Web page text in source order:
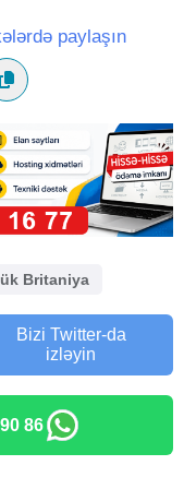
paylaşın
Britaniya
Bizi Twitter-da
izləyin
86